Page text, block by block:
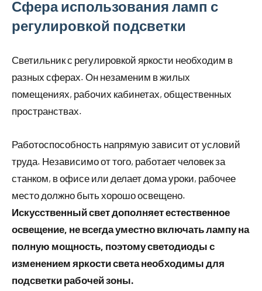
Сфера использования ламп с
регулировкой подсветки
Светильник с регулировкой яркости необходим в
разных сферах. Он незаменим в жилых
помещениях, рабочих кабинетах, общественных
пространствах.
Работоспособность напрямую зависит от условий
труда. Независимо от того, работает человек за
станком, в офисе или делает дома уроки, рабочее
место должно быть хорошо освещено.
Искусственный свет дополняет естественное
освещение, не всегда уместно включать лампу на
полную мощность, поэтому светодиоды с
изменением яркости света необходимы для
подсветки рабочей зоны.